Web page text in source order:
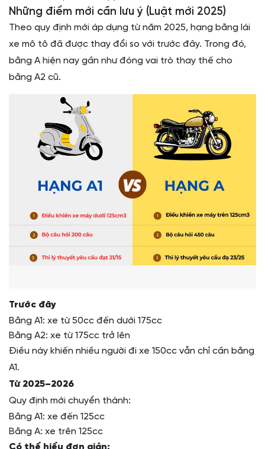
Những điểm mới cần lưu ý (Luật mới 2025)
Theo quy định mới áp dụng từ năm 2025, hạng bằng lái
xe mô tô đã được thay đổi so với trước đây. Trong đó,
bằng A hiện nay gần như đóng vai trò thay thế cho
bằng A2 cũ.
Trước đây
Bằng A1: xe từ 50cc đến dưới 175cc
Bằng A2: xe từ 175cc trở lên
Điều này khiến nhiều người đi xe 150cc vẫn chỉ cần bằng
A1.
Từ 2025–2026
Quy định mới chuyển thành:
Bằng A1: xe đến 125cc
Bằng A: xe trên 125cc